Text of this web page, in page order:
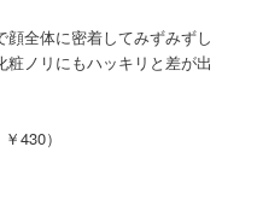
全体に密着してみずみずし
ノリにもハッキリと差が出
430）